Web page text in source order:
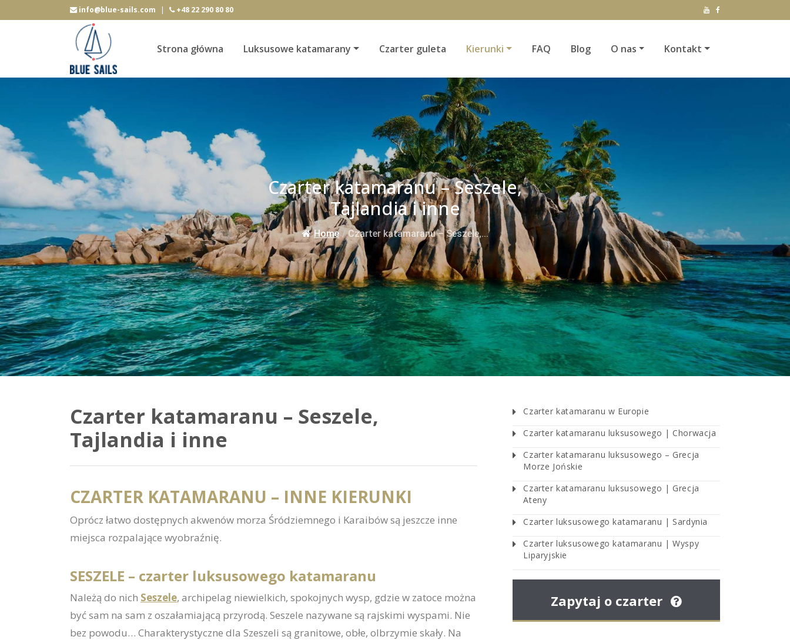
info@blue-sails.com | +48 22 290 80 80
Strona główna Luksusowe katamarany Czarter guleta Kierunki FAQ Blog O nas Kontakt
Czarter katamaranu – Seszele,
Tajlandia i inne
Home / Czarter katamaranu – Seszele,...
Czarter katamaranu – Seszele,
Tajlandia i inne
CZARTER KATAMARANU – INNE KIERUNKI
Oprócz łatwo dostępnych akwenów morza Śródziemnego i Karaibów są jeszcze inne
miejsca rozpalające wyobraźnię.
SESZELE – czarter luksusowego katamaranu
Należą do nich Seszele, archipelag niewielkich, spokojnych wysp, gdzie w zatoce można
być sam na sam z oszałamiającą przyrodą. Seszele nazywane są rajskimi wyspami. Nie
bez powodu… Charakterystyczne dla Szeszeli są granitowe, obłe, olbrzymie skały. Na
Czarter katamaranu w Europie
Czarter katamaranu luksusowego | Chorwacja
Czarter katamaranu luksusowego – Grecja
Morze Jońskie
Czarter katamaranu luksusowego | Grecja
Ateny
Czarter luksusowego katamaranu | Sardynia
Czarter luksusowego katamaranu | Wyspy
Liparyjskie
Zapytaj o czarter